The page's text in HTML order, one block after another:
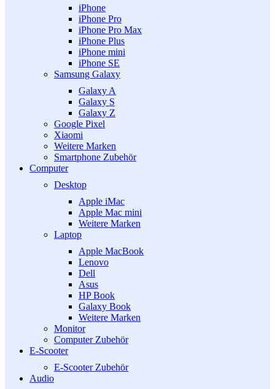
iPhone
iPhone Pro
iPhone Pro Max
iPhone Plus
iPhone mini
iPhone SE
Samsung Galaxy
Galaxy A
Galaxy S
Galaxy Z
Google Pixel
Xiaomi
Weitere Marken
Smartphone Zubehör
Computer
Desktop
Apple iMac
Apple Mac mini
Weitere Marken
Laptop
Apple MacBook
Lenovo
Dell
Asus
HP Book
Galaxy Book
Weitere Marken
Monitor
Computer Zubehör
E-Scooter
E-Scooter Zubehör
Audio